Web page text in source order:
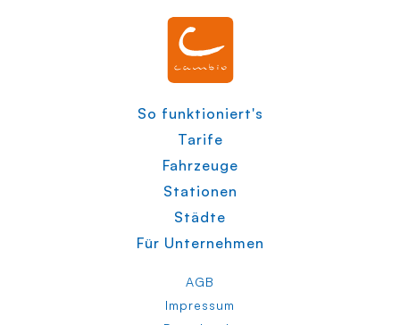
So funktioniert's
Tarife
Fahrzeuge
Stationen
Städte
Für Unternehmen
AGB
Impressum